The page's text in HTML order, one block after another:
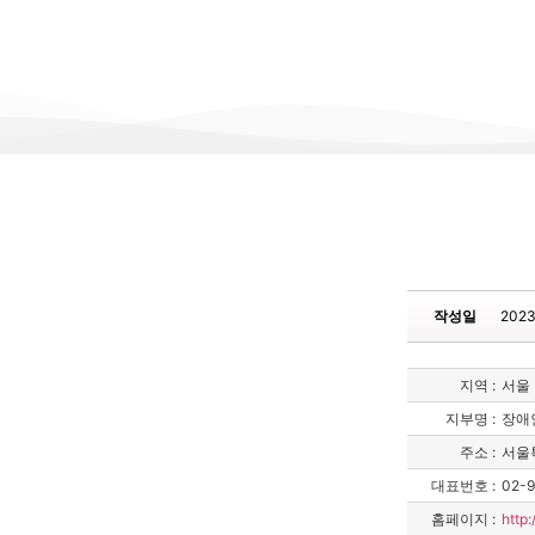
작성일
지역 : 서울
지부명 : 장애
주소 : 서울
대표번호 : 02-
홈페이지 :